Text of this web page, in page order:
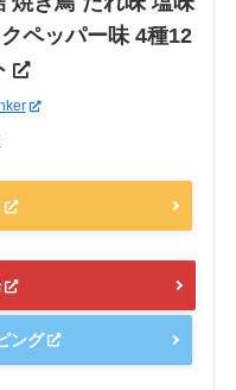
ペッパー味 4種12
ング